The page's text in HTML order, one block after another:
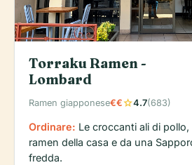
Torraku Ramen -
Lombard
Ramen giapponese€€star4.7(683)
Ordinare: Le croccanti ali di
ramen della casa e da una
fredda.